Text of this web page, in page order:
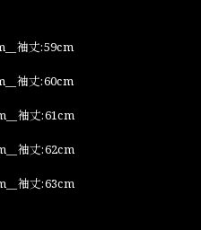
袖丈:59cm
袖丈:60cm
袖丈:61cm
袖丈:62cm
袖丈:63cm